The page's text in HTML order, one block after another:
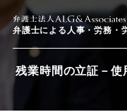
弁護士による 人事・労務・
残業時間の立証－使